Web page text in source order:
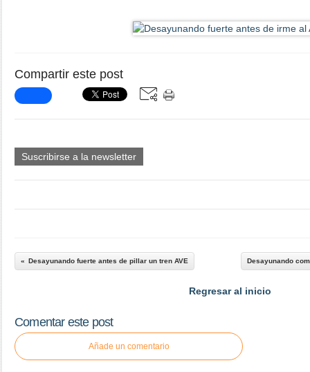
Compartir este post
Suscribirse a la newsletter
Desayunando fuerte antes de pillar un tren AVE Desayunando
Regresar al inicio
Comentar este post
Añade un comentario